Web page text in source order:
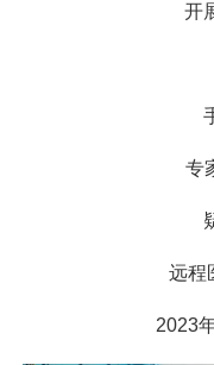
开展
手
专家
疑
远程医
2023年